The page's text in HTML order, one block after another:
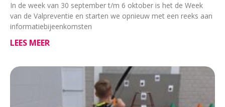
In de week van 30 september t/m 6 oktober is het de Week
van de Valpreventie en starten we opnieuw met een reeks aan
informatiebijeenkomsten
LEES MEER